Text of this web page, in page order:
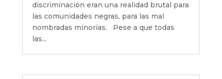
discriminación eran una realidad brutal para
las comunidades negras, para las mal
nombradas minorías. Pese a que todas
las...